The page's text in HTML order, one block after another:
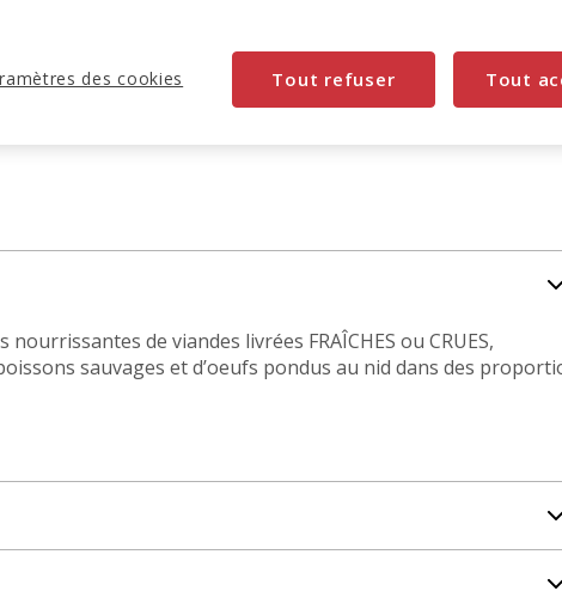
de viandes livrées FRAÎCHES ou CRUES,
sauvages et d’oeufs pondus au nid dans des
Tout refuser Tout
des cookies